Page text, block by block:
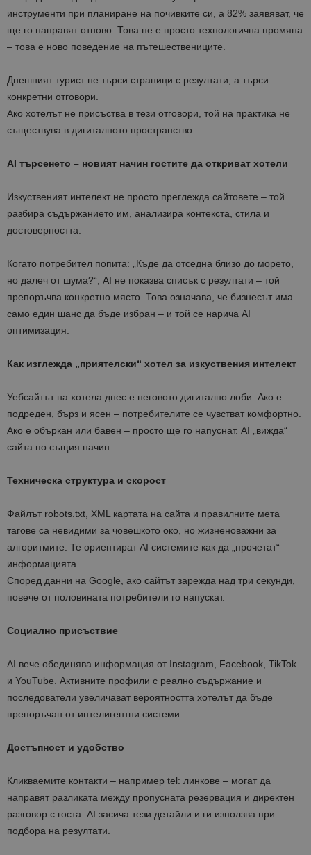
инструменти при планиране на почивките си, а 82% заявяват, че
ще го направят отново. Това не е просто технологична промяна
– това е ново поведение на пътешествениците.
Днешният турист не търси страници с резултати, а търси
конкретни отговори.
Ако хотелът не присъства в тези отговори, той на практика не
съществува в дигиталното пространство.
AI търсенето – новият начин гостите да откриват хотели
Изкуственият интелект не просто преглежда сайтовете – той
разбира съдържанието им, анализира контекста, стила и
достоверността.
Когато потребител попита: „Къде да отседна близо до морето,
но далеч от шума?“, AI не показва списък с резултати – той
препоръчва конкретно място. Това означава, че бизнесът има
само един шанс да бъде избран – и той се нарича AI
оптимизация.
Как изглежда „приятелски“ хотел за изкуствения интелект
Уебсайтът на хотела днес е неговото дигитално лоби. Ако е
подреден, бърз и ясен – потребителите се чувстват комфортно.
Ако е объркан или бавен – просто ще го напуснат. AI „вижда“
сайта по същия начин.
Техническа структура и скорост
Файлът robots.txt, XML картата на сайта и правилните мета
тагове са невидими за човешкото око, но жизненоважни за
алгоритмите. Те ориентират AI системите как да „прочетат“
информацията.
Според данни на Google, ако сайтът зарежда над три секунди,
повече от половината потребители го напускат.
Социално присъствие
AI вече обединява информация от Instagram, Facebook, TikTok
и YouTube. Активните профили с реално съдържание и
последователи увеличават вероятността хотелът да бъде
препоръчан от интелигентни системи.
Достъпност и удобство
Кликваемите контакти – например tel: линкове – могат да
направят разликата между пропусната резервация и директен
разговор с госта. AI засича тези детайли и ги използва при
подбора на резултати.